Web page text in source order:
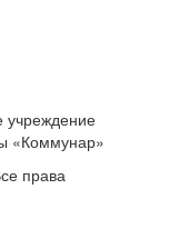
учреждение
«Коммунар»
права